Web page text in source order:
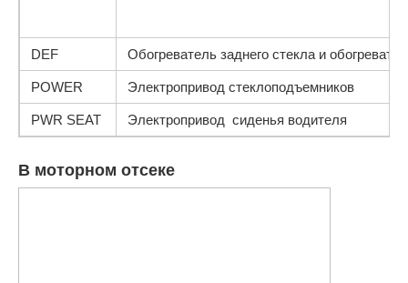
DEF Обогреватель заднего стекла и
POWER Электропривод стеклоподъемников
PWR SEAT Электропривод сиденья водителя
В моторном отсеке